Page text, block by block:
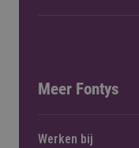
Meer Fontys
Werken bij